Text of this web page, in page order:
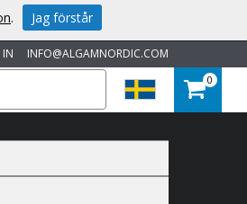
INFO@ALGAMNORDIC.COM
0
. Jag förstår